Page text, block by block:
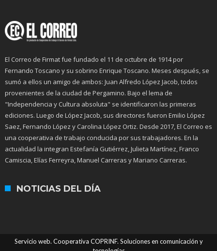
El Correo de Firmat fue fundado el 11 de octubre de 1914 por
Fernando Toscano y su sobrino Enrique Toscano. Meses después, se
sumó a ellos un amigo de ambos: Juan Alfredo López Jacob, todos
provenientes de la ciudad de Pergamino. Bajo el lema de
"Independencia y Cultura absoluta" se identificaron las primeras
ediciones. Luego de López Jacob, sus directores fueron Emilio López
Saez, Fernando López y Carolina López Ortiz. Desde 2017, El Correo es
una cooperativa de trabajo conducida por sus trabajadores. En la
actualidad la integran Estefanía Gutiérrez, Julieta Martínez, Franco
Camiscia, Elías Ferreyra, Manuel Carreras y Mariano Carreras.
NOTICIAS DEL DÍA
Servicio web. Cooperativa COPRINF. Soluciones en comunicación y